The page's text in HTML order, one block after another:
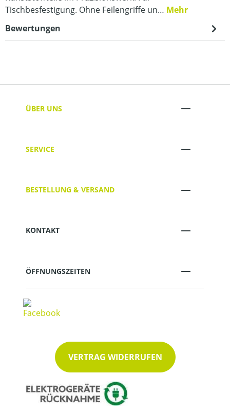
Tischbesfestigung. Ohne Feilengriffe un… Mehr
Bewertungen
ÜBER UNS
SERVICE
BESTELLUNG & VERSAND
KONTAKT
ÖFFNUNGSZEITEN
VERTRAG WIDERRUFEN